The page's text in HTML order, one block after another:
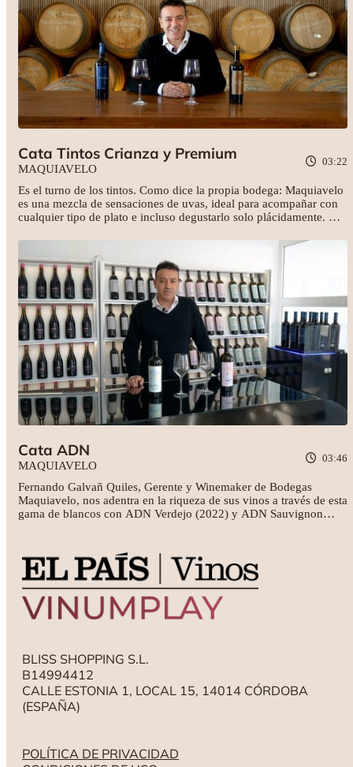
Cata Tintos Crianza y Premium
MAQUIAVELO
03:22
Es el turno de los tintos. Como dice la propia bodega: Maquiavelo
es una mezcla de sensaciones de uvas, ideal para acompañar con
cualquier tipo de plato e incluso degustarlo solo plácidamente. Y
esta cata de los vinos Maquiavelo Crianza (2021) y Maquiavelo
Premium (2021).
Cata ADN
MAQUIAVELO
03:46
Fernando Galvañ Quiles, Gerente y Winemaker de Bodegas
Maquiavelo, nos adentra en la riqueza de sus vinos a través de esta
gama de blancos con ADN Verdejo (2022) y ADN Sauvignon
BLISS SHOPPING S.L.
B14994412
CALLE ESTONIA 1, LOCAL 15, 14014 CÓRDOBA
(ESPAÑA)
POLÍTICA DE PRIVACIDAD